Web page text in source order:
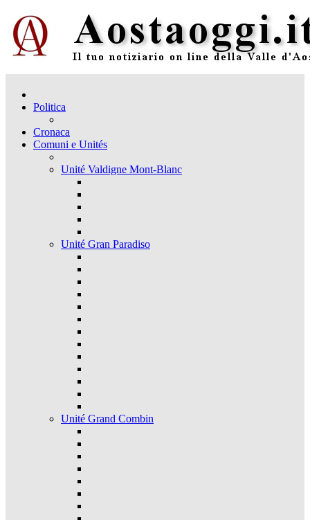
Politica
Cronaca
Comuni e Unités
Unité Valdigne Mont-Blanc
Unité Gran Paradiso
Unité Grand Combin